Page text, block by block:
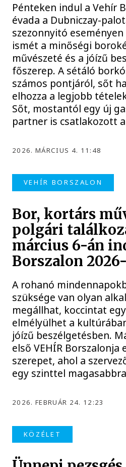
Pénteken indul a Vehír
évada a Dubniczay-
szezonnyitó
ismét a minőségi
művészeté és a jóízű
főszerep. A sétáló
számos pontjáról, sőt
elhozza a legjobb
Sőt, mostantól egy új
partner is csatlakozott
2026. MÁRCIUS 4. 11:48
VEHÍR BORSZALON
Bor, kortárs
polgári
március 6-án
Borszalon
A rohanó
szüksége van olyan
megállhat, koccintat
elmélyülhet a
jóízű beszélgetésben.
első VEHÍR Borszalonja
szerepet, ahol a
egy szinttel
2026. FEBRUÁR 24. 12:23
KÖZÉLET